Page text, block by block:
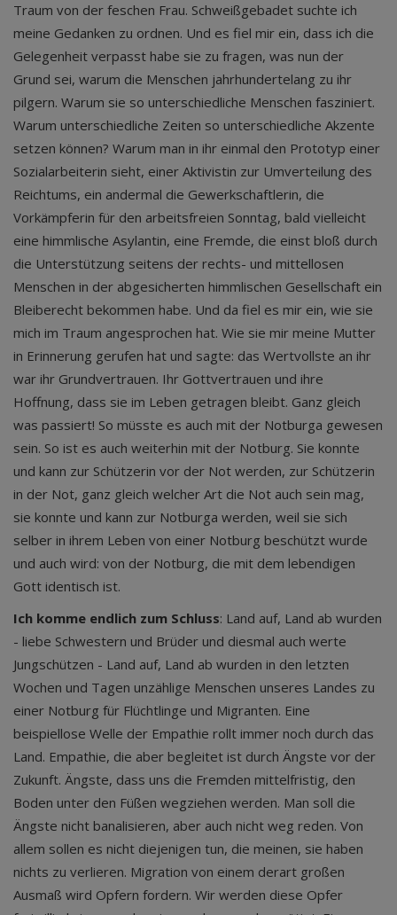
Traum von der feschen Frau. Schweißgebadet suchte ich
meine Gedanken zu ordnen. Und es fiel mir ein, dass ich die
Gelegenheit verpasst habe sie zu fragen, was nun der
Grund sei, warum die Menschen jahrhundertelang zu ihr
pilgern. Warum sie so unterschiedliche Menschen fasziniert.
Warum unterschiedliche Zeiten so unterschiedliche Akzente
setzen können? Warum man in ihr einmal den Prototyp einer
Sozialarbeiterin sieht, einer Aktivistin zur Umverteilung des
Reichtums, ein andermal die Gewerkschaftlerin, die
Vorkämpferin für den arbeitsfreien Sonntag, bald vielleicht
eine himmlische Asylantin, eine Fremde, die einst bloß durch
die Unterstützung seitens der rechts- und mittellosen
Menschen in der abgesicherten himmlischen Gesellschaft ein
Bleiberecht bekommen habe. Und da fiel es mir ein, wie sie
mich im Traum angesprochen hat. Wie sie mir meine Mutter
in Erinnerung gerufen hat und sagte: das Wertvollste an ihr
war ihr Grundvertrauen. Ihr Gottvertrauen und ihre
Hoffnung, dass sie im Leben getragen bleibt. Ganz gleich
was passiert! So müsste es auch mit der Notburga gewesen
sein. So ist es auch weiterhin mit der Notburg. Sie konnte
und kann zur Schützerin vor der Not werden, zur Schützerin
in der Not, ganz gleich welcher Art die Not auch sein mag,
sie konnte und kann zur Notburga werden, weil sie sich
selber in ihrem Leben von einer Notburg beschützt wurde
und auch wird: von der Notburg, die mit dem lebendigen
Gott identisch ist.
Ich komme endlich zum Schluss: Land auf, Land ab wurden
- liebe Schwestern und Brüder und diesmal auch werte
Jungschützen - Land auf, Land ab wurden in den letzten
Wochen und Tagen unzählige Menschen unseres Landes zu
einer Notburg für Flüchtlinge und Migranten. Eine
beispiellose Welle der Empathie rollt immer noch durch das
Land. Empathie, die aber begleitet ist durch Ängste vor der
Zukunft. Ängste, dass uns die Fremden mittelfristig, den
Boden unter den Füßen wegziehen werden. Man soll die
Ängste nicht banalisieren, aber auch nicht weg reden. Von
allem sollen es nicht diejenigen tun, die meinen, sie haben
nichts zu verlieren. Migration von einem derart großen
Ausmaß wird Opfern fordern. Wir werden diese Opfer